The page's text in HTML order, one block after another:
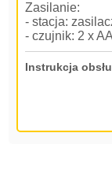
Zasilanie:
- stacja:
- czujnik: 2 x
Instrukcja